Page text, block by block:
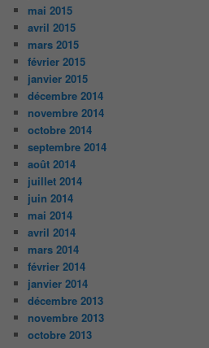
mai 2015
avril 2015
mars 2015
février 2015
janvier 2015
décembre 2014
novembre 2014
octobre 2014
septembre 2014
août 2014
juillet 2014
juin 2014
mai 2014
avril 2014
mars 2014
février 2014
janvier 2014
décembre 2013
novembre 2013
octobre 2013